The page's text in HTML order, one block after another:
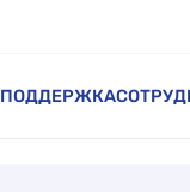
ПОДДЕРЖКА